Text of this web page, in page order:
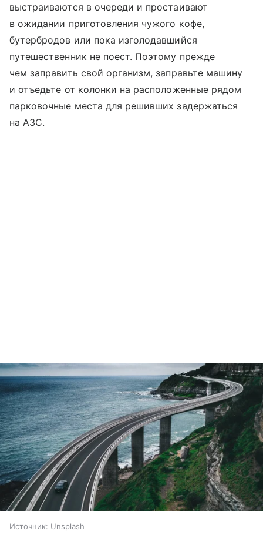
выстраиваются в очереди и простаивают
в ожидании приготовления чужого кофе,
бутербродов или пока изголодавшийся
путешественник не поест. Поэтому прежде
чем заправить свой организм, заправьте машину
и отъедьте от колонки на расположенные рядом
парковочные места для решивших задержаться
на АЗС.
Источник: Unsplash